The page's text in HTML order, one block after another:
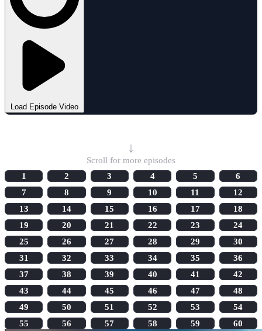
Load Episode Video
↓
Scroll for more episodes
1
2 3 4 5
6
7
8 9 10 11
12
13
14 15 16 17
18
19
20 21 22 23
24
25
26 27 28 29
30
31
32 33 34 35
36
37
38 39 40 41
42
43
44 45 46 47
48
49
50 51 52 53
54
55
56 57 58 59 60